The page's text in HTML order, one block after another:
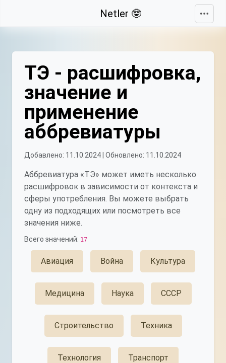
Netler 🤓
ТЭ - расшифровка,
значение и
применение
аббревиатуры
Добавлено: 11.10.2024 | Обновлено: 11.10.2024
Аббревиатура «ТЭ» может иметь несколько
расшифровок в зависимости от контекста и
сферы употребления. Вы можете выбрать
одну из подходящих или посмотреть все
значения ниже.
Всего значений: 17
Авиация Война Культура
Медицина Наука СССР
Строительство Техника
Технология Транспорт